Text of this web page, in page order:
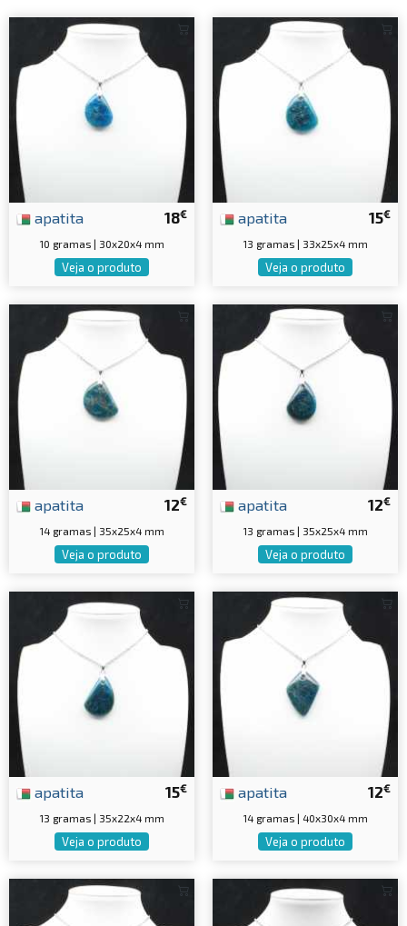
18€
apatita
10 gramas | 30x20x4 mm
Veja o produto
15€
apatita
13 gramas | 33x25x4 mm
Veja o produto
12€
apatita
14 gramas | 35x25x4 mm
Veja o produto
12€
apatita
13 gramas | 35x25x4 mm
Veja o produto
15€
apatita
13 gramas | 35x22x4 mm
Veja o produto
12€
apatita
14 gramas | 40x30x4 mm
Veja o produto